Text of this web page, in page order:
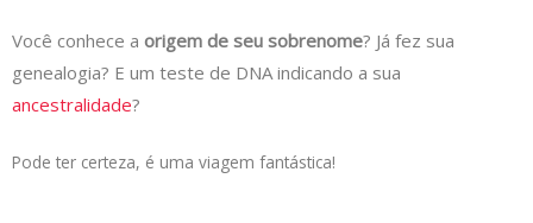
Você conhece a origem de seu sobrenome? Já fez sua
genealogia? E um teste de DNA indicando a sua
ancestralidade?
Pode ter certeza, é uma viagem fantástica!